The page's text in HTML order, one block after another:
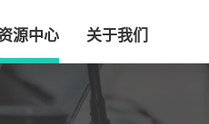
源中心 关于我们